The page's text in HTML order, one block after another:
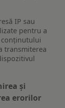
IP sau
pentru a
conținutului
transmiterea
și
erorilor